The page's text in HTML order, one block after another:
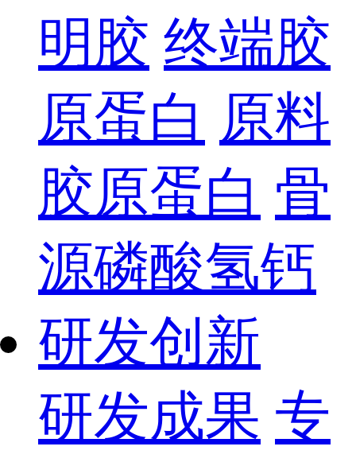
明胶 终端胶
原蛋白 原料
胶原蛋白 骨
源磷酸氢钙
研发创新
研发成果 专